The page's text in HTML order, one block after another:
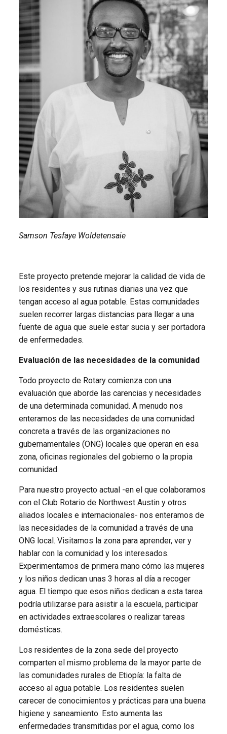
Samson Tesfaye Woldetensaie
Este proyecto pretende mejorar la calidad de vida de
los residentes y sus rutinas diarias una vez que
tengan acceso al agua potable. Estas comunidades
suelen recorrer largas distancias para llegar a una
fuente de agua que suele estar sucia y ser portadora
de enfermedades.
Evaluación de las necesidades de la comunidad
Todo proyecto de Rotary comienza con una
evaluación que aborde las carencias y necesidades
de una determinada comunidad. A menudo nos
enteramos de las necesidades de una comunidad
concreta a través de las organizaciones no
gubernamentales (ONG) locales que operan en esa
zona, oficinas regionales del gobierno o la propia
comunidad.
Para nuestro proyecto actual -en el que colaboramos
con el Club Rotario de Northwest Austin y otros
aliados locales e internacionales- nos enteramos de
las necesidades de la comunidad a través de una
ONG local. Visitamos la zona para aprender, ver y
hablar con la comunidad y los interesados.
Experimentamos de primera mano cómo las mujeres
y los niños dedican unas 3 horas al día a recoger
agua. El tiempo que esos niños dedican a esta tarea
podría utilizarse para asistir a la escuela, participar
en actividades extraescolares o realizar tareas
domésticas.
Los residentes de la zona sede del proyecto
comparten el mismo problema de la mayor parte de
las comunidades rurales de Etiopía: la falta de
acceso al agua potable. Los residentes suelen
carecer de conocimientos y prácticas para una buena
higiene y saneamiento. Esto aumenta las
enfermedades transmitidas por el agua, como los